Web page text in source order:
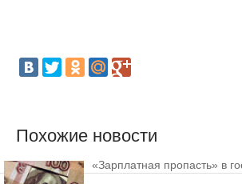
Похожие новости
«Зарплатная пропасть» в